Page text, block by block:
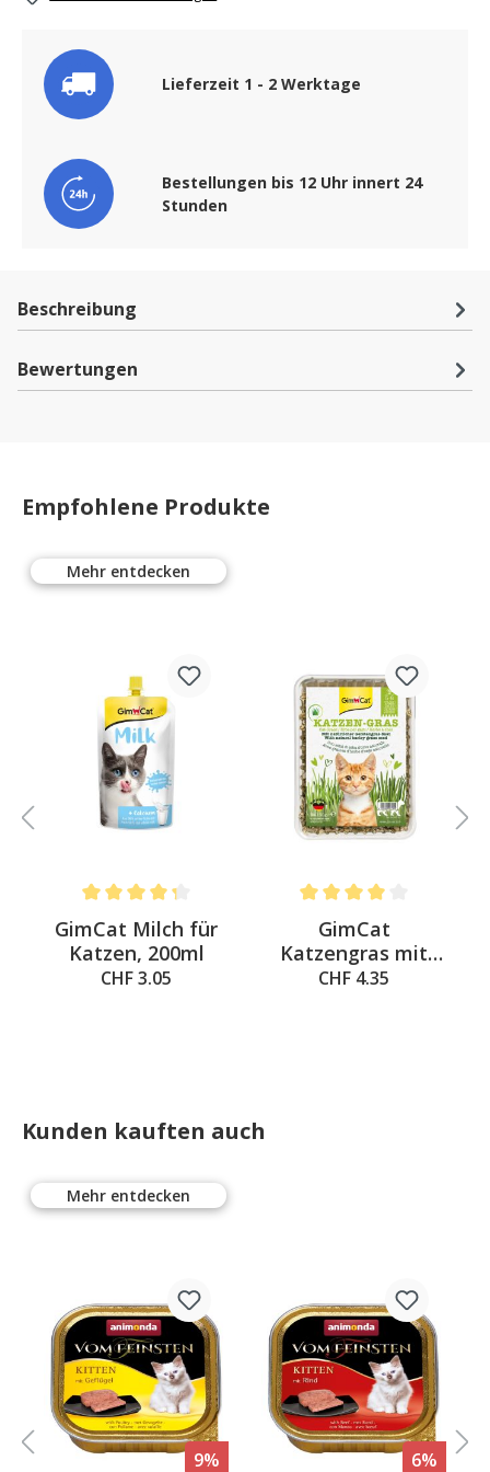
Lieferzeit 1 - 2 Werktage
Bestellungen bis 12 Uhr innert 24
Stunden
Beschreibung
Bewertungen
Empfohlene Produkte
Mehr entdecken
Average rating of 4.3 out of 5 stars
GimCat Milch für
Katzen, 200ml
CHF 3.05
Average rating of 4 out of
GimCat
Katzengras mit
natürlicher
CHF 4.35
Kunden kauften auch
Mehr entdecken
9% 6%